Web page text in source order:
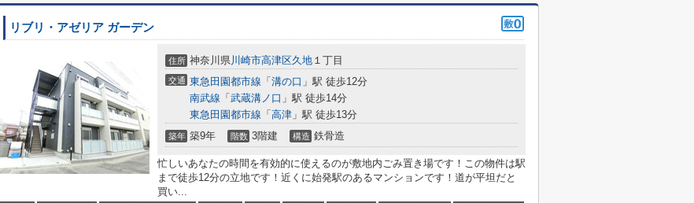
リブリ・アゼリア ガーデン
住所 神奈川県川崎市高津区久地 １丁目
交通 東急田園都市線 「 溝の口 」駅 徒歩12分
南武線 「 武蔵溝ノ口 」駅 徒歩14分
東急田園都市線 「 高津 」駅 徒歩13分
築年 築9年 階数 3階建 構造 鉄骨造
忙しいあなたの時間を有効的に使えるのが敷地内ごみ置き場です！この物件は駅
まで徒歩12分の立地です！近くに始発駅のあるマンションです！道が平坦だと
買い...